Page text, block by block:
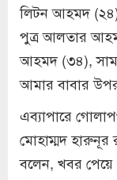
লিটন আহমদ
পুত্র আলতার
আহমদ (৩৪),
আমার বাবার
এব্যাপারে
মোহাম্মদ হারুনূর
বলেন, খবর পেয়ে